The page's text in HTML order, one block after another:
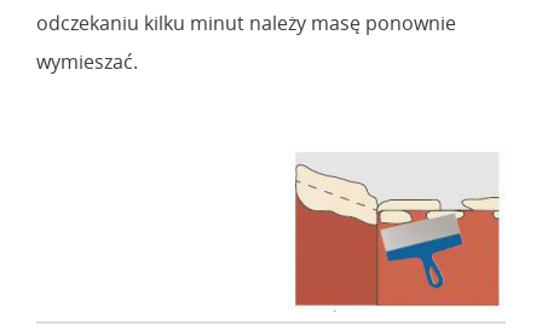
odczekaniu kilku minut należy masę ponownie
wymieszać.